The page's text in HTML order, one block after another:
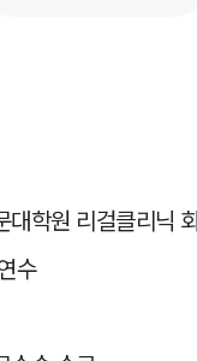
학원 리걸클리닉
수